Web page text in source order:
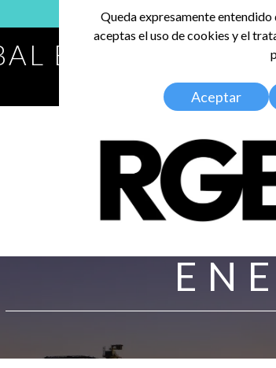
BALDOSA
Queda expresamente
aceptas el uso de cookies y el
Aceptar